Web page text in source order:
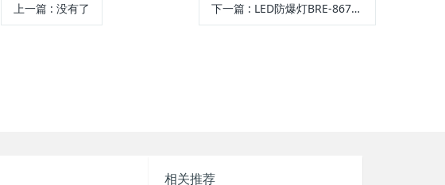
上一篇: 没有了 下一篇 : LED防爆灯BRE-8670、BRE-8679 (30W-80W)
相关推荐